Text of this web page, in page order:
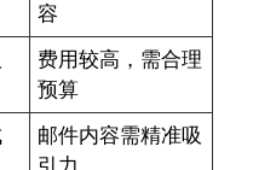
容
费用较高，需合理
预算
邮件内容需精准吸